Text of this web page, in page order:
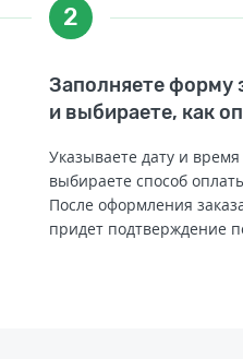
2
Заполняете форму
и выбираете, как
Указываете дату и
выбираете способ
После оформления
придет подтверждение